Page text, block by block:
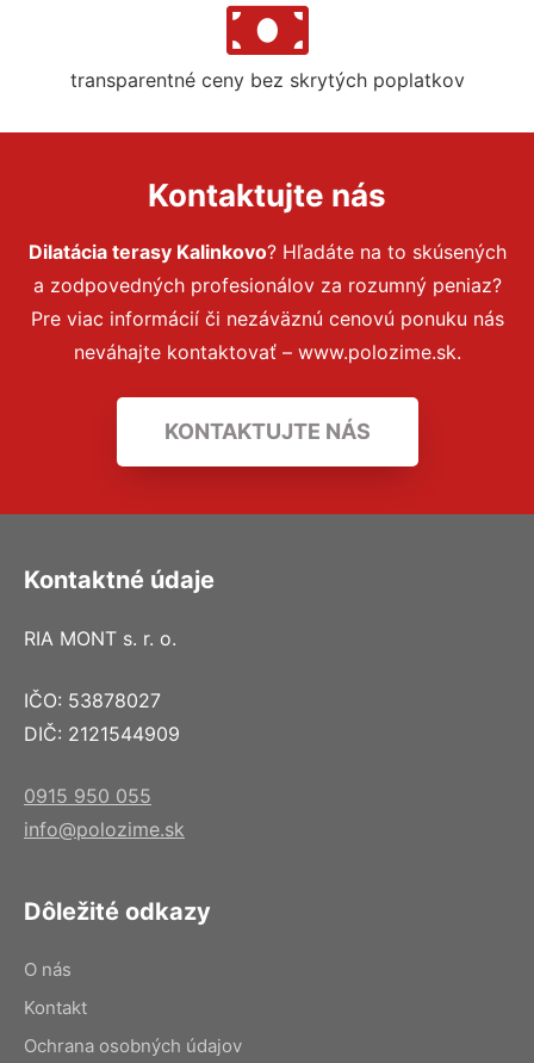
transparentné ceny bez skrytých poplatkov
Kontaktujte nás
Dilatácia terasy Kalinkovo? Hľadáte na to skúsených
a zodpovedných profesionálov za rozumný peniaz?
Pre viac informácií či nezáväznú cenovú ponuku nás
neváhajte kontaktovať – www.polozime.sk.
KONTAKTUJTE NÁS
Kontaktné údaje
RIA MONT s. r. o.
IČO: 53878027
DIČ: 2121544909
0915 950 055
info@polozime.sk
Dôležité odkazy
O nás
Kontakt
Ochrana osobných údajov